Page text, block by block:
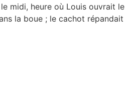
midi, heure où Louis ouvrait le
la boue ; le cachot répandait